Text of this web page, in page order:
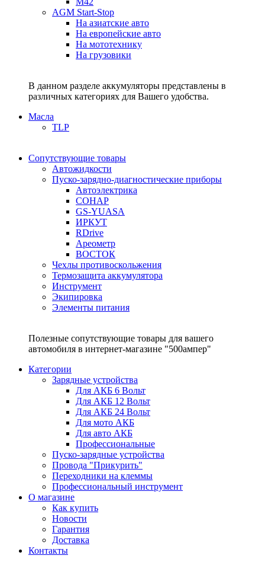
AGM Start-Stop
На азиатские авто
На европейские авто
На мототехнику
На грузовики
В данном разделе аккумуляторы представлены в
различных категориях для Вашего удобства.
Масла
TLP
Сопутствующие товары
Автожидкости
Пуско-зарядно-диагностические приборы
Автоэлектрика
СОНАР
GS-YUASA
ИРКУТ
RDrive
Ареометр
ВОСТОК
Чехлы противоскольжения
Термозащита аккумулятора
Инструмент
Экипировка
Элементы питания
Полезные сопутствующие товары для вашего
автомобиля в интернет-магазине "500ампер"
Категории
Зарядные устройства
Для АКБ 6 Вольт
Для АКБ 12 Вольт
Для АКБ 24 Вольт
Для мото АКБ
Для авто АКБ
Профессиональные
Пуско-зарядные устройства
Провода "Прикурить"
Переходники на клеммы
Профессиональный инструмент
О магазине
Как купить
Новости
Гарантия
Доставка
Контакты